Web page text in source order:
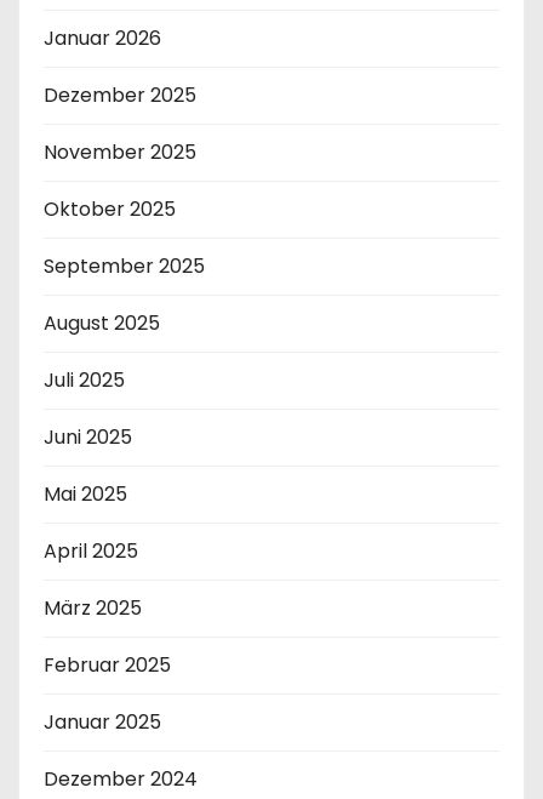
Januar 2026
Dezember 2025
November 2025
Oktober 2025
September 2025
August 2025
Juli 2025
Juni 2025
Mai 2025
April 2025
März 2025
Februar 2025
Januar 2025
Dezember 2024